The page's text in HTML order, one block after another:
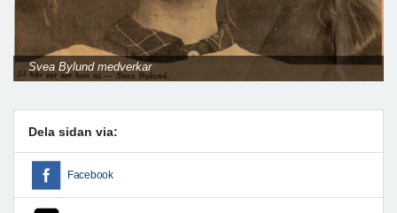
Svea Bylund medverkar
Dela sidan via:
Facebook